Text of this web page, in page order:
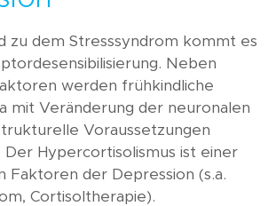
zu dem Stresssyndrom kommt es
Neben
werden frühkindliche
mit Veränderung der neuronalen
Voraussetzungen
Der Hypercortisolismus ist einer
Faktoren der Depression (s.a.
Cortisoltherapie).